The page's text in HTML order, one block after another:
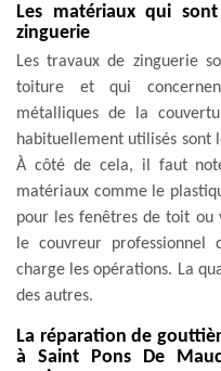
Les matériaux qui
zinguerie
Les travaux de zinguerie
toiture et qui
métalliques de la
habituellement utilisés sont
À côté de cela, il faut
matériaux comme le
pour les fenêtres de toit ou
le couvreur
charge les opérations. La
des autres.
La réparation de
à Saint Pons De